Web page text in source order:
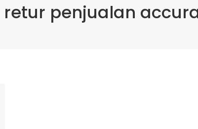
retur penjualan